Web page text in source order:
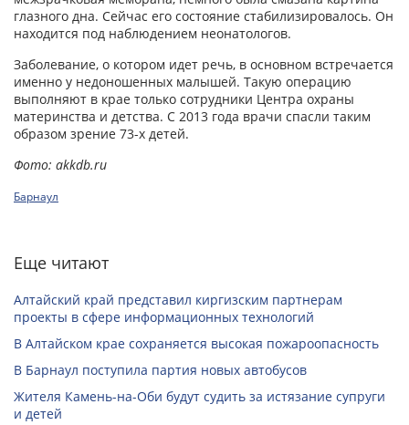
глазного дна. Сейчас его состояние стабилизировалось. Он
находится под наблюдением неонатологов.
Заболевание, о котором идет речь, в основном встречается
именно у недоношенных малышей. Такую операцию
выполняют в крае только сотрудники Центра охраны
материнства и детства. С 2013 года врачи спасли таким
образом зрение 73-х детей.
Фото: akkdb.ru
Барнаул
Еще читают
Алтайский край представил киргизским партнерам
проекты в сфере информационных технологий
В Алтайском крае сохраняется высокая пожароопасность
В Барнаул поступила партия новых автобусов
Жителя Камень-на-Оби будут судить за истязание супруги
и детей